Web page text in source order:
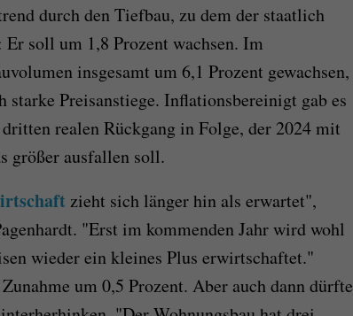
durch den Tiefbau, zu dem der staatlich
soll um 1,8 Prozent wachsen. Im
insgesamt um 6,1 Prozent gewachsen,
starke Preisanstiege. Inflationsbereinigt gab es
realen Rückgang in Folge, der 2024 mit
größer ausfallen soll.
zieht sich länger hin als erwartet",
"Erst im kommenden Jahr wird wohl
wieder ein kleines Plus erwirtschaftet."
um 0,5 Prozent. Aber auch dann dürfte